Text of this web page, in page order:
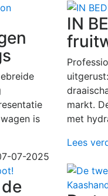
is
07-2025
IN
markt.
met
Lees